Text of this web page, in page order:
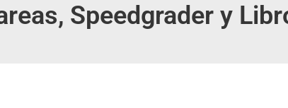
Speedgrader y